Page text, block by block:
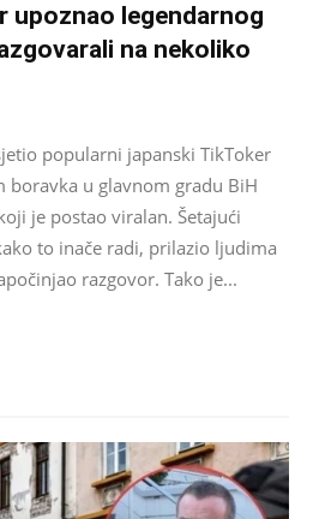
upoznao legendarnog
na nekoliko
popularni japanski TikToker
boravka u glavnom gradu BiH
je postao viralan. Šetajući
to inače radi, prilazio ljudima
razgovor. Tako je...